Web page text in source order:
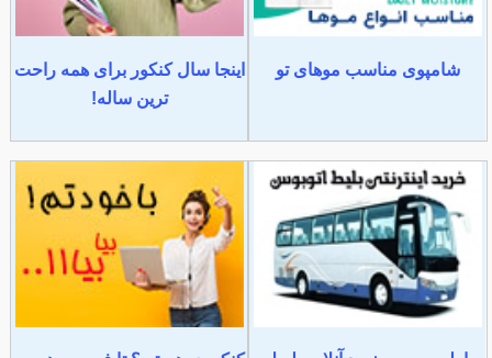
شامپوی مناسب موهای تو
اینجا سال کنکور برای همه راحت
ترین ساله!